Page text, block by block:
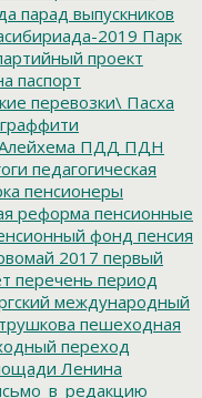
парад выпускников
2019 Парк
проект
паспорт
перевозки\ Пасха
ПДД ПДН
педагогическая
пенсионеры
реформа пенсионные
фонд пенсия
2017 первый
перечень период
международный
пешеходная
переход
Ленина